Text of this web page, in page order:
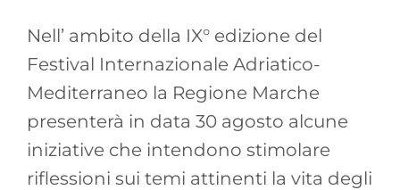
Nell’ ambito della IX° edizione del
Festival Internazionale Adriatico-
Mediterraneo la Regione Marche
presenterà in data 30 agosto alcune
iniziative che intendono stimolare
riflessioni sui temi attinenti la vita degli